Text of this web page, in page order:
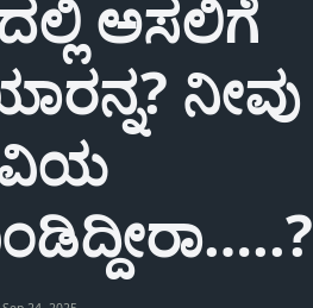
ಅಸಲಿಗೆ
ನೀವು